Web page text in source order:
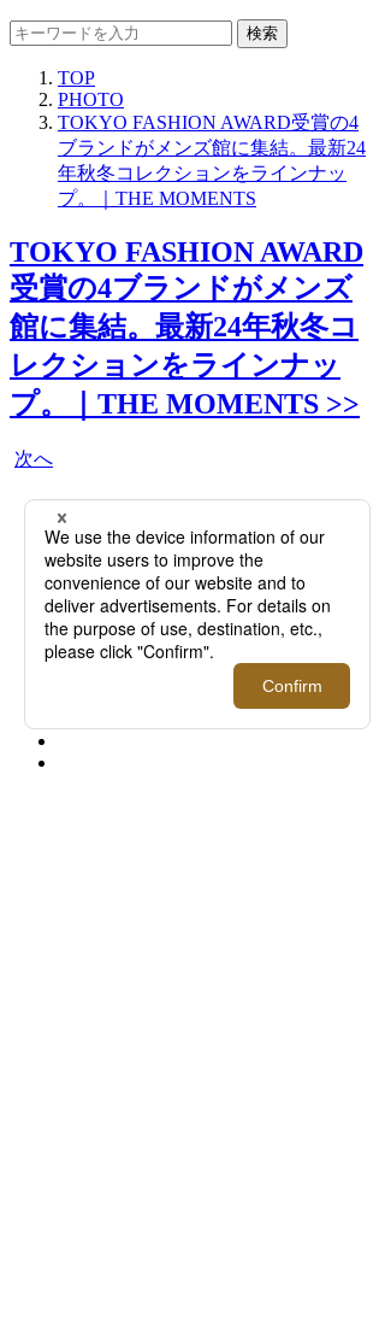
検索
TOP
PHOTO
TOKYO FASHION AWARD受賞の4
ブランドがメンズ館に集結。最新24
年秋冬コレクションをラインナッ
プ。｜THE MOMENTS
TOKYO FASHION AWARD
受賞の4ブランドがメンズ
館に集結。最新24年秋冬コ
レクションをラインナッ
プ。｜THE MOMENTS >>
次へ